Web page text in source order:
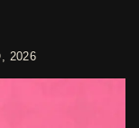
2026